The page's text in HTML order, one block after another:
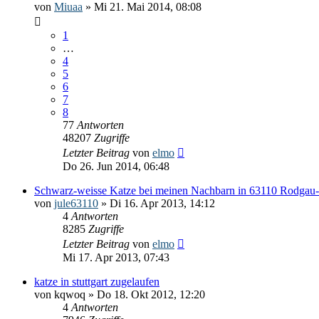
von Miuaa » Mi 21. Mai 2014, 08:08
1
…
4
5
6
7
8
77 Antworten
48207 Zugriffe
Letzter Beitrag von elmo
Do 26. Jun 2014, 06:48
Schwarz-weisse Katze bei meinen Nachbarn in 63110
von jule63110 » Di 16. Apr 2013, 14:12
4 Antworten
8285 Zugriffe
Letzter Beitrag von elmo
Mi 17. Apr 2013, 07:43
katze in stuttgart zugelaufen
von kqwoq » Do 18. Okt 2012, 12:20
4 Antworten